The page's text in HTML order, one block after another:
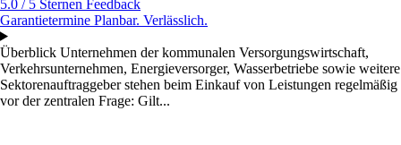
5.0 / 5 Sternen Feedback
Garantietermine Planbar. Verlässlich.
Überblick Unternehmen der kommunalen Versorgungswirtschaft,
Verkehrsunternehmen, Energieversorger, Wasserbetriebe sowie weitere
Sektorenauftraggeber stehen beim Einkauf von Leistungen regelmäßig
vor der zentralen Frage: Gilt...